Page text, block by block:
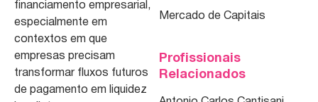
financiamento empresarial,
especialmente em
contextos em que
empresas precisam
transformar fluxos futuros
de pagamento em liquidez
Mercado de Capitais
Profissionais
Relacionados